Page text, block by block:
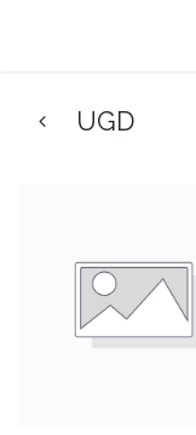
UGD